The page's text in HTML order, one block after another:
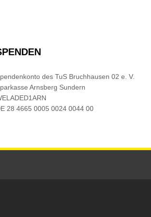
des TuS Bruchhausen 02 e. V.
Arnsberg Sundern
28 4665 0005 0024 0044 00